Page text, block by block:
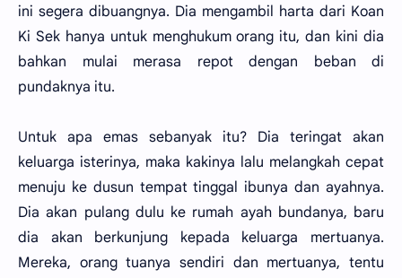
ini segera dibuangnya. Dia mengambil harta dari Koan
Ki Sek hanya untuk menghukum orang itu, dan kini dia
bahkan mulai merasa repot dengan beban di
pundaknya itu.
Untuk apa emas sebanyak itu? Dia teringat akan
keluarga isterinya, maka kakinya lalu melangkah cepat
menuju ke dusun tempat tinggal ibunya dan ayahnya.
Dia akan pulang dulu ke rumah ayah bundanya, baru
dia akan berkunjung kepada keluarga mertuanya.
Mereka, orang tuanya sendiri dan mertuanya, tentu